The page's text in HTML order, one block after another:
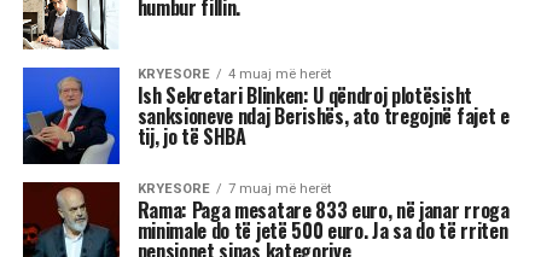
Stina e vjeshtës ka nisur me një energji kozmike
të jashtëzakonshme dhe këtë javë yjet nuk
premtojnë qetësi! Në studion e “Rudina” në Tv